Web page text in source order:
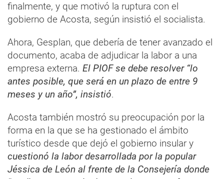
finalmente, y que motivó la ruptura con el
gobierno de Acosta, según insistió el socialista.
Ahora, Gesplan, que debería de tener avanzado el
documento, acaba de adjudicar la labor a una
empresa externa. El PIOF se debe resolver “lo
antes posible, que será en un plazo de entre 9
meses y un año”, insistió.
Acosta también mostró su preocupación por la
forma en la que se ha gestionado el ámbito
turístico desde que dejó el gobierno insular y
cuestionó la labor desarrollada por la popular
Jéssica de León al frente de la Consejería donde